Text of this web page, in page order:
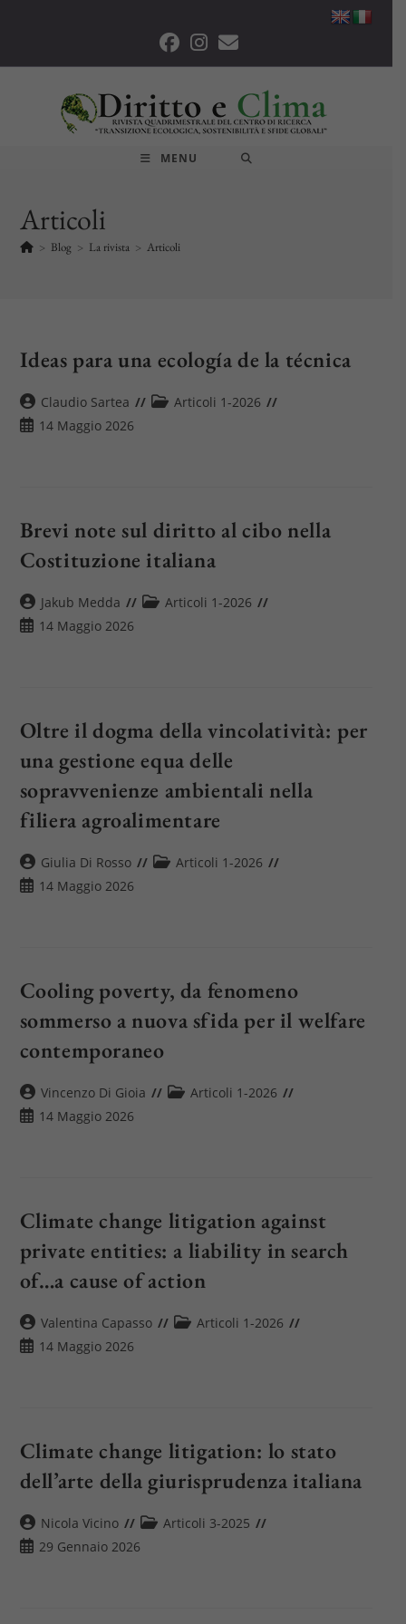
MENU
Articoli
> Blog > La rivista > Articoli
Ideas para una ecología de la técnica
Autore
dell'articolo:
Claudio Sartea
Categoria
Articoli 1-2026
Articolo
14 Maggio 2026
Brevi note sul diritto al cibo nella
Costituzione italiana
Autore
dell'articolo:
Jakub Medda
Categoria
Articoli 1-2026
Articolo
14 Maggio 2026
Oltre il dogma della vincolatività: per
una gestione equa delle
sopravvenienze ambientali nella
filiera agroalimentare
Autore
dell'articolo:
Giulia Di Rosso
Categoria
Articoli 1-2026
Articolo
14 Maggio 2026
Cooling poverty, da fenomeno
sommerso a nuova sfida per il welfare
contemporaneo
Autore
dell'articolo:
Vincenzo Di Gioia
Categoria
Articoli 1-2026
Articolo
14 Maggio 2026
Climate change litigation against
private entities: a liability in search
of…a cause of action
Autore
dell'articolo:
Valentina Capasso
Categoria
Articoli 1-2026
Articolo
14 Maggio 2026
Climate change litigation: lo stato
dell’arte della giurisprudenza italiana
Autore
dell'articolo:
Nicola Vicino
Categoria
dell'articolo:
Articoli 3-2025
Articolo
29 Gennaio 2026